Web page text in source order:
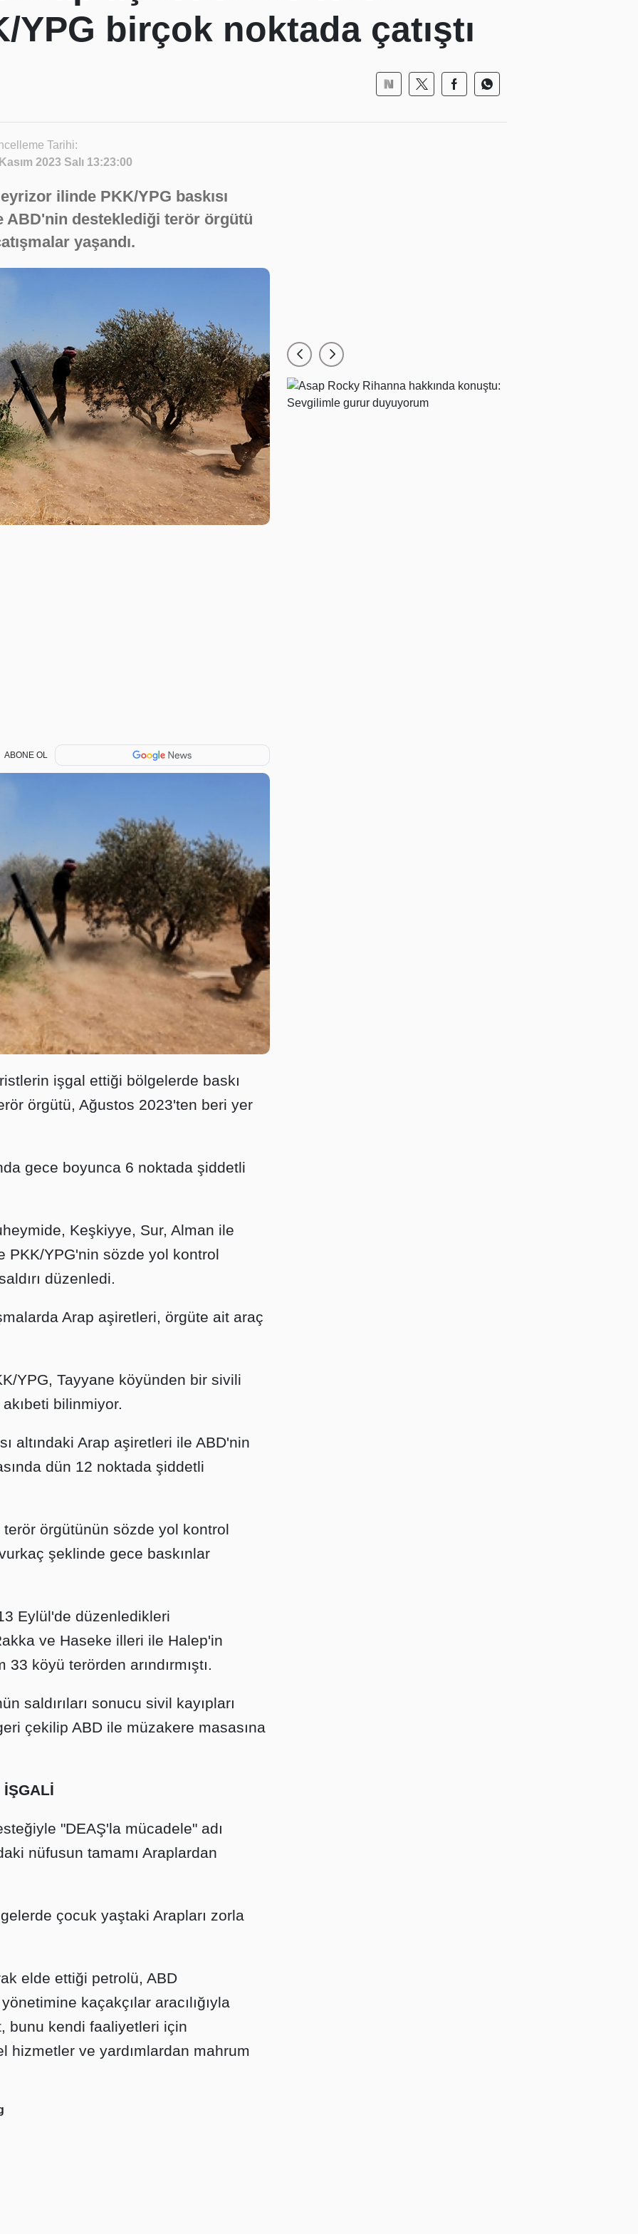
YPG birçok noktada çatıştı
Tarihi:
2023 Salı 13:23:00
ilinde PKK/YPG baskısı
ABD'nin desteklediği terör örgütü
yaşandı.
ABONE OL
işgal ettiği bölgelerde baskı
örgütü, Ağustos 2023'ten beri yer
gece boyunca 6 noktada şiddetli
Keşkiyye, Sur, Alman ile
PKK/YPG'nin sözde yol kontrol
düzenledi.
Arap aşiretleri, örgüte ait araç
YPG, Tayyane köyünden bir sivili
bilinmiyor.
altındaki Arap aşiretleri ile ABD'nin
dün 12 noktada şiddetli
örgütünün sözde yol kontrol
şeklinde gece baskınlar
Eylül'de düzenledikleri
ve Haseke illeri ile Halep'in
köyü terörden arındırmıştı.
saldırıları sonucu sivil kayıpları
çekilip ABD ile müzakere masasına
İŞGALİ
"DEAŞ'la mücadele" adı
nüfusun tamamı Araplardan
çocuk yaştaki Arapları zorla
elde ettiği petrolü, ABD
kaçakçılar aracılığıyla
bunu kendi faaliyetleri için
hizmetler ve yardımlardan mahrum